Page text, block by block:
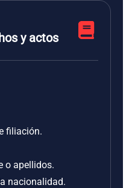
y actos
filiación.
o apellidos.
nacionalidad.